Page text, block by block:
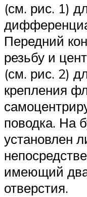
(см. рис. 1)
Передний
резьбу и
(см. рис. 2)
крепления
поводка. На
установлен
имеющий
отверстия.